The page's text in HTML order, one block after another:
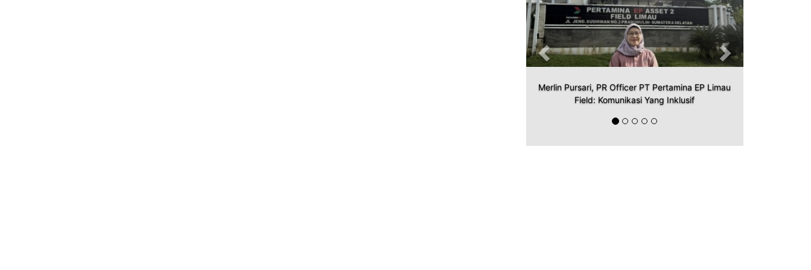
Merlin Pursari, PR Officer PT Pertamina EP Limau
Field: Komunikasi Yang Inklusif